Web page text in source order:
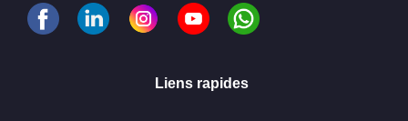
Liens rapides